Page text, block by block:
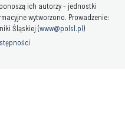
ich autorzy - jednostki
wytworzono. Prowadzenie:
Śląskiej (www@polsl.pl)